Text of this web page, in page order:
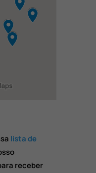
lista de
receber